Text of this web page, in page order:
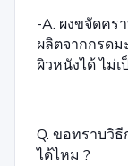
-A. ผงขจัดคร
ผลิตจากกรด
ผิวหนังได้ ไม่
Q. ขอทราบวิ
ได้ไหม ?